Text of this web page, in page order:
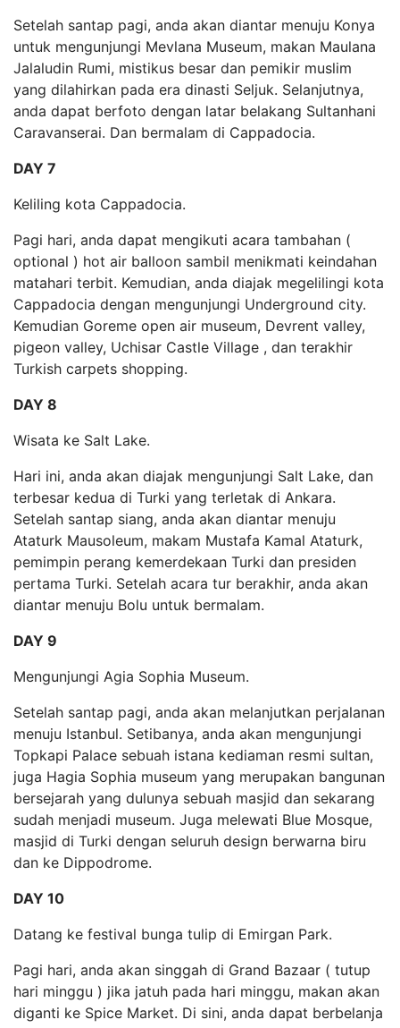
Setelah santap pagi, anda akan diantar menuju Konya
untuk mengunjungi Mevlana Museum, makan Maulana
Jalaludin Rumi, mistikus besar dan pemikir muslim
yang dilahirkan pada era dinasti Seljuk. Selanjutnya,
anda dapat berfoto dengan latar belakang Sultanhani
Caravanserai. Dan bermalam di Cappadocia.
DAY 7
Keliling kota Cappadocia.
Pagi hari, anda dapat mengikuti acara tambahan (
optional ) hot air balloon sambil menikmati keindahan
matahari terbit. Kemudian, anda diajak megelilingi kota
Cappadocia dengan mengunjungi Underground city.
Kemudian Goreme open air museum, Devrent valley,
pigeon valley, Uchisar Castle Village , dan terakhir
Turkish carpets shopping.
DAY 8
Wisata ke Salt Lake.
Hari ini, anda akan diajak mengunjungi Salt Lake, dan
terbesar kedua di Turki yang terletak di Ankara.
Setelah santap siang, anda akan diantar menuju
Ataturk Mausoleum, makam Mustafa Kamal Ataturk,
pemimpin perang kemerdekaan Turki dan presiden
pertama Turki. Setelah acara tur berakhir, anda akan
diantar menuju Bolu untuk bermalam.
DAY 9
Mengunjungi Agia Sophia Museum.
Setelah santap pagi, anda akan melanjutkan perjalanan
menuju Istanbul. Setibanya, anda akan mengunjungi
Topkapi Palace sebuah istana kediaman resmi sultan,
juga Hagia Sophia museum yang merupakan bangunan
bersejarah yang dulunya sebuah masjid dan sekarang
sudah menjadi museum. Juga melewati Blue Mosque,
masjid di Turki dengan seluruh design berwarna biru
dan ke Dippodrome.
DAY 10
Datang ke festival bunga tulip di Emirgan Park.
Pagi hari, anda akan singgah di Grand Bazaar ( tutup
hari minggu ) jika jatuh pada hari minggu, makan akan
diganti ke Spice Market. Di sini, anda dapat berbelanja